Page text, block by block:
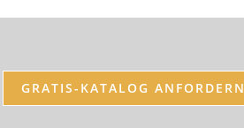
GRATIS-KATALOG ANFORDERN